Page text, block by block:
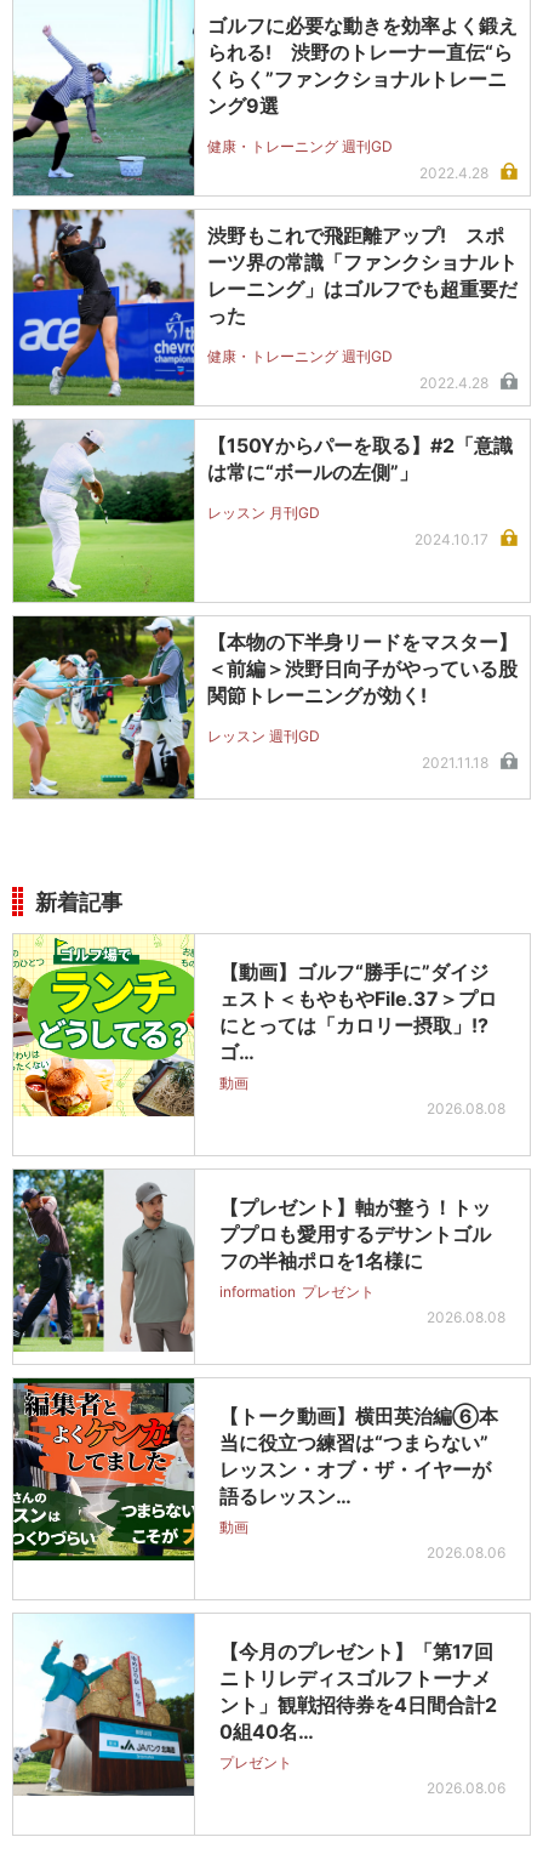
ゴルフに必要な動きを効率よく鍛え
られる! 渋野のトレーナー直伝“ら
くらく”ファンクショナルトレーニ
ング9選
健康・トレーニング 週刊GD
2022.4.28
渋野もこれで飛距離アップ! スポ
ーツ界の常識「ファンクショナルト
レーニング」はゴルフでも超重要だ
った
健康・トレーニング 週刊GD
2022.4.28
【150Yからパーを取る】#2「意識
は常に“ボールの左側”」
レッスン 月刊GD
2024.10.17
【本物の下半身リードをマスター】
＜前編＞渋野日向子がやっている股
関節トレーニングが効く!
レッスン 週刊GD
2021.11.18
新着記事
【動画】ゴルフ“勝手に”ダイジ
ェスト＜もやもやFile.37＞プロ
にとっては「カロリー摂取」!?
ゴ…
動画
2026.08.08
【プレゼント】軸が整う！トッ
ププロも愛用するデサントゴル
フの半袖ポロを1名様に
information プレゼント
2026.08.08
【トーク動画】横田英治編⑥本
当に役立つ練習は“つまらない”
レッスン・オブ・ザ・イヤーが
語るレッスン…
動画
2026.08.06
【今月のプレゼント】「第17回
ニトリレディスゴルフトーナメ
ント」観戦招待券を4日間合計2
0組40名…
プレゼント
2026.08.06